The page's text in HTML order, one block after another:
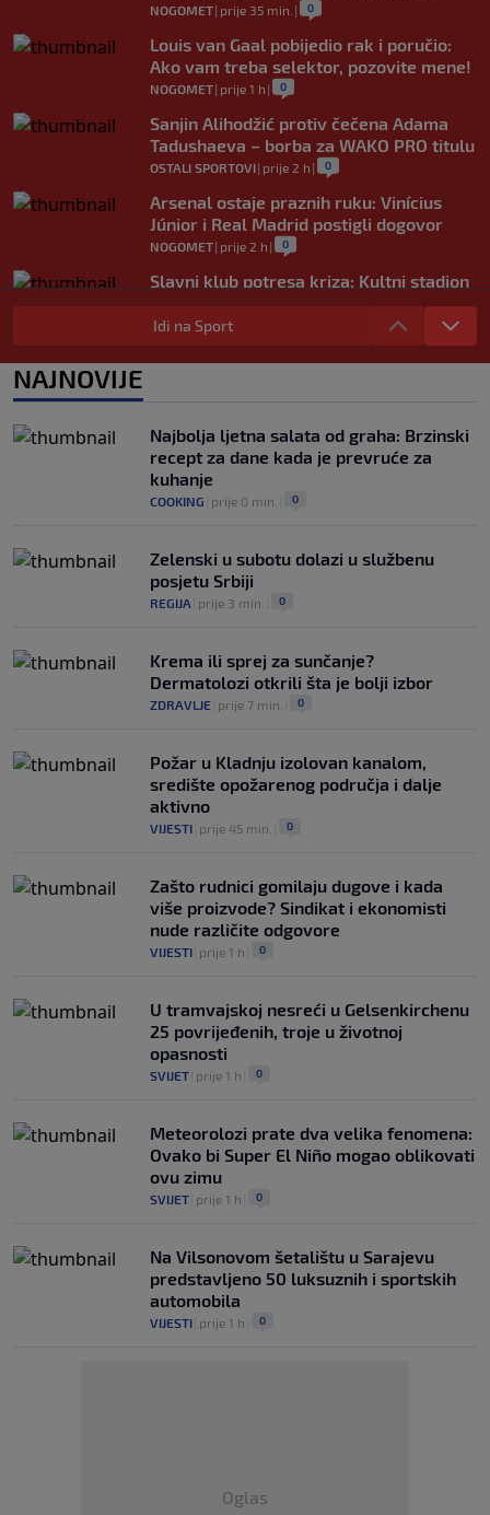
NOGOMET| prije 35 min. | 0
Louis van Gaal pobijedio rak i poručio:
Ako vam treba selektor, pozovite mene!
NOGOMET| prije 1 h | 0
Sanjin Alihodžić protiv čečena Adama
Tadushaeva – borba za WAKO PRO titulu
OSTALI SPORTOVI| prije 2 h | 0
Arsenal ostaje praznih ruku: Vinícius
Júnior i Real Madrid postigli dogovor
NOGOMET| prije 2 h | 0
Slavni klub potresa kriza: Kultni stadion
u Italiji bit će prazan na početku sezone,
navijači objavili rat upravi
Idi na Sport
NAJNOVIJE
Najbolja ljetna salata od graha: Brzinski
recept za dane kada je prevruće za
kuhanje
COOKING prije 0 min. 0
Zelenski u subotu dolazi u službenu
posjetu Srbiji
REGIJA prije 3 min. 0
Krema ili sprej za sunčanje?
Dermatolozi otkrili šta je bolji izbor
ZDRAVLJE prije 7 min. 0
Požar u Kladnju izolovan kanalom,
središte opožarenog područja i dalje
aktivno
VIJESTI prije 45 min. 0
Zašto rudnici gomilaju dugove i kada
više proizvode? Sindikat i ekonomisti
nude različite odgovore
VIJESTI prije 1 h 0
U tramvajskoj nesreći u Gelsenkirchenu
25 povrijeđenih, troje u životnoj
opasnosti
SVIJET prije 1 h 0
Meteorolozi prate dva velika fenomena:
Ovako bi Super El Niño mogao oblikovati
ovu zimu
SVIJET prije 1 h 0
Na Vilsonovom šetalištu u Sarajevu
predstavljeno 50 luksuznih i sportskih
automobila
VIJESTI prije 1 h 0
Oglas